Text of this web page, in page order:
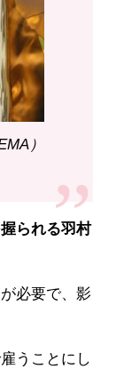
）
られる羽村
必要で、影
うことにし